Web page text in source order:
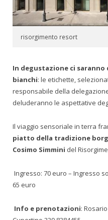
risorgimento resort
In degustazione ci
bianchi: le etichette,
responsabile della
deluderanno le aspettative
Il viaggio sensoriale in terra
piatto della tradizione
Cosimo Simmini del
Ingresso: 70 euro – Ingresso
65 euro
Info e prenotazioni: